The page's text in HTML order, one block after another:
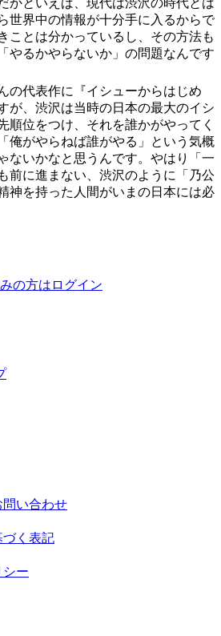
世界中の情報が十分手に入るからで
ことは分かっているし、その方法も
やるかやらないか」の問題なんです
の代表作に『イシューからはじめ
が、渋沢は当時の日本の最大のイシ
順位をつけ、それを誰かがやってく
俺がやらねば誰がやる」という気概
ないかなと思うんです。やはり「一
前に進まない、渋沢のように「乃公
神を持った人間がいまの日本には必
の方はログイン
問い合わせ
づく表記
シー